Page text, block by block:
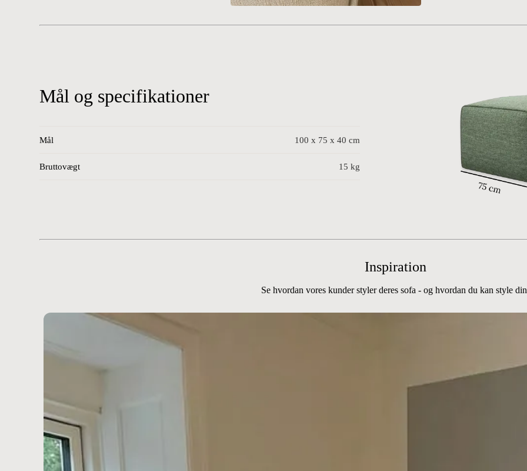
Mål og specifikationer
Mål 100 x 75 x 40 cm
Bruttovægt 15 kg
Inspiration
Se hvordan vores kunder styler deres sofa - og hvordan du kan style